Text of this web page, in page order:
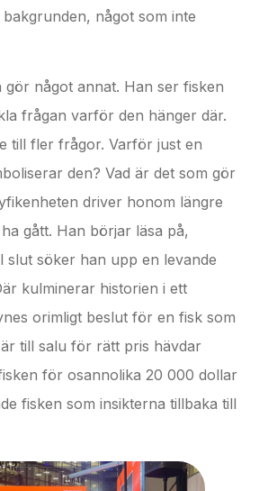
något som inte
gör något annat. Han ser fisken
frågan varför den hänger där.
till fler frågor. Varför just en
den? Vad är det som gör
driver honom längre
gått. Han börjar läsa på,
slut söker han upp en levande
kulminerar historien i ett
orimligt beslut för en fisk som
till salu för rätt pris hävdar
för osannolika 20 000 dollar
fisken som insikterna tillbaka till